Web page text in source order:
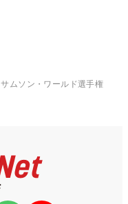
サムソン・ワールド選手権